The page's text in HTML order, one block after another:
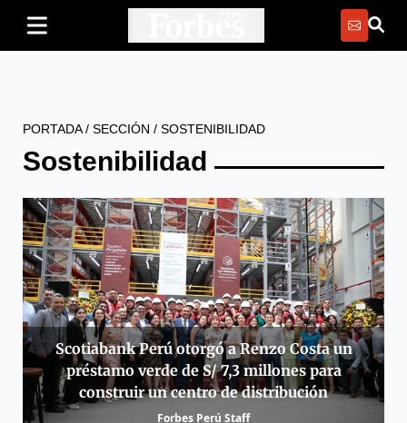
PORTADA/ SECCIÓN / SOSTENIBILIDAD
Sostenibilidad
Scotiabank Perú otorgó a Renzo Costa un
préstamo verde de S/ 7,3 millones para
construir un centro de distribución
Forbes Perú Staff